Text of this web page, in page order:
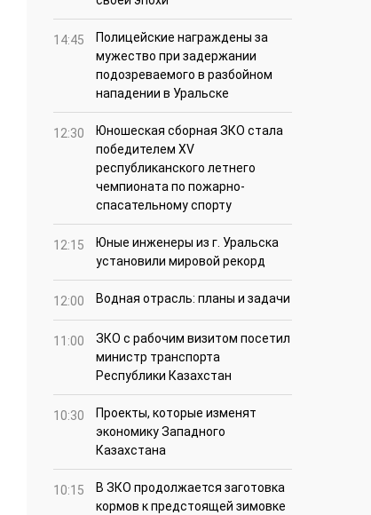
14:45
Полицейские награждены за
мужество при задержании
подозреваемого в разбойном
нападении в Уральске
12:30
Юношеская сборная ЗКО стала
победителем XV
республиканского летнего
чемпионата по пожарно-
спасательному спорту
12:15
Юные инженеры из г. Уральска
установили мировой рекорд
12:00 Водная отрасль: планы и задачи
11:00
ЗКО с рабочим визитом посетил
министр транспорта
Республики Казахстан
10:30
Проекты, которые изменят
экономику Западного
Казахстана
10:15
В ЗКО продолжается заготовка
кормов к предстоящей зимовке